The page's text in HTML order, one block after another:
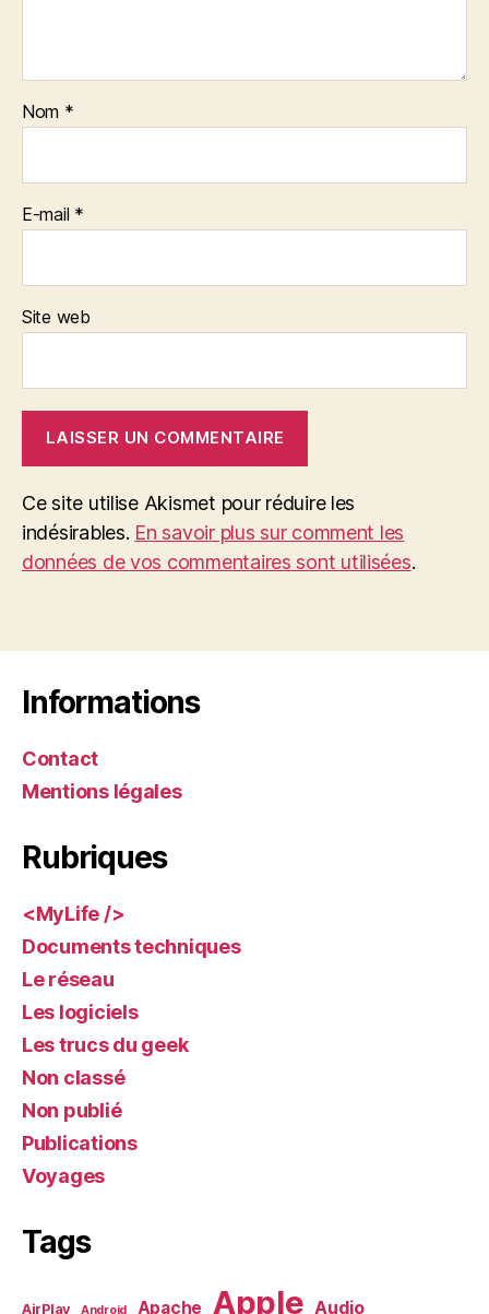
Nom *
E-mail *
Site web
Ce site utilise Akismet pour réduire les
indésirables. En savoir plus sur comment les
données de vos commentaires sont utilisées.
Informations
Contact
Mentions légales
Rubriques
<MyLife />
Documents techniques
Le réseau
Les logiciels
Les trucs du geek
Non classé
Non publié
Publications
Voyages
Tags
AirPlay Android Apache Apple Audio